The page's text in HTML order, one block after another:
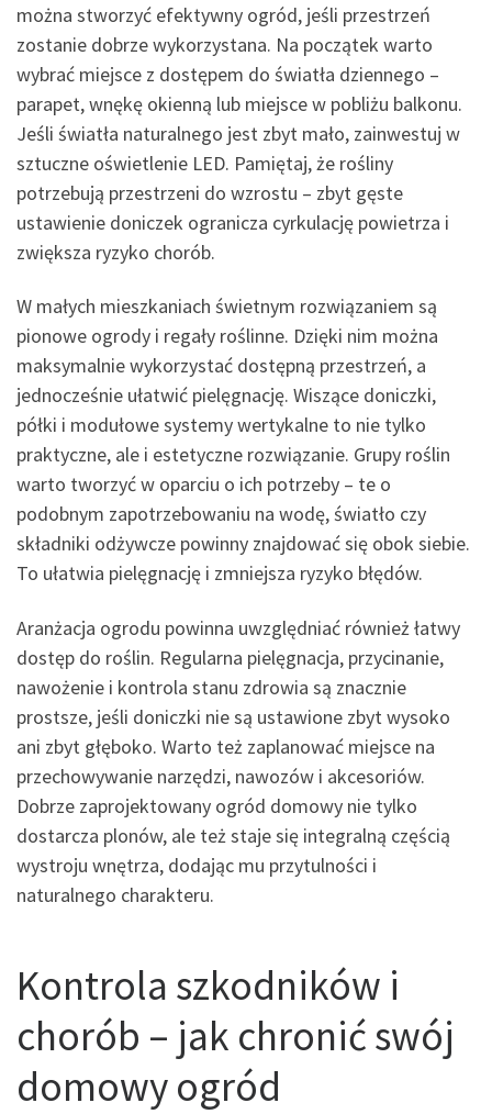
można stworzyć efektywny ogród, jeśli przestrzeń
zostanie dobrze wykorzystana. Na początek warto
wybrać miejsce z dostępem do światła dziennego –
parapet, wnękę okienną lub miejsce w pobliżu balkonu.
Jeśli światła naturalnego jest zbyt mało, zainwestuj w
sztuczne oświetlenie LED. Pamiętaj, że rośliny
potrzebują przestrzeni do wzrostu – zbyt gęste
ustawienie doniczek ogranicza cyrkulację powietrza i
zwiększa ryzyko chorób.
W małych mieszkaniach świetnym rozwiązaniem są
pionowe ogrody i regały roślinne. Dzięki nim można
maksymalnie wykorzystać dostępną przestrzeń, a
jednocześnie ułatwić pielęgnację. Wiszące doniczki,
półki i modułowe systemy wertykalne to nie tylko
praktyczne, ale i estetyczne rozwiązanie. Grupy roślin
warto tworzyć w oparciu o ich potrzeby – te o
podobnym zapotrzebowaniu na wodę, światło czy
składniki odżywcze powinny znajdować się obok siebie.
To ułatwia pielęgnację i zmniejsza ryzyko błędów.
Aranżacja ogrodu powinna uwzględniać również łatwy
dostęp do roślin. Regularna pielęgnacja, przycinanie,
nawożenie i kontrola stanu zdrowia są znacznie
prostsze, jeśli doniczki nie są ustawione zbyt wysoko
ani zbyt głęboko. Warto też zaplanować miejsce na
przechowywanie narzędzi, nawozów i akcesoriów.
Dobrze zaprojektowany ogród domowy nie tylko
dostarcza plonów, ale też staje się integralną częścią
wystroju wnętrza, dodając mu przytulności i
naturalnego charakteru.
Kontrola szkodników i
chorób – jak chronić swój
domowy ogród